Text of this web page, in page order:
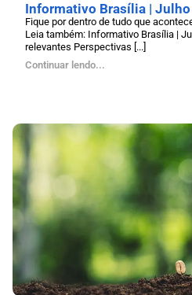
Informativo Brasília | Julho
Fique por dentro de tudo que
Leia também: Informativo Brasília |
relevantes Perspectivas [...]
Continuar lendo...